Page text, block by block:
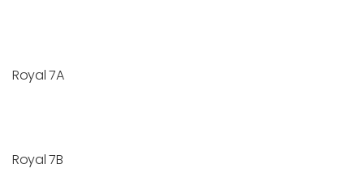
Royal 7A
Royal 7B